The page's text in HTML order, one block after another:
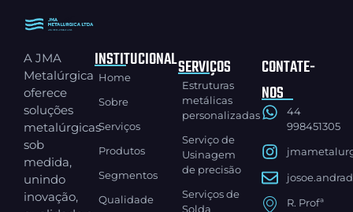
A JMA
Metalúrgica
oferece
soluções
metalúrgicas
sob
medida,
unindo
inovação,
INSTITUCIONAL
Home
Sobre
Serviços
Produtos
Segmentos
Qualidade
SERVIÇOS
Estruturas
metálicas
personalizadas
Serviço de
Usinagem
de precisão
Serviços de
Solda
CONTATE-
NOS
44
998451305
R. Profª